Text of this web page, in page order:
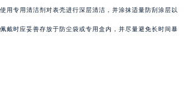
用专用清洁剂对表壳进行深层清洁，并涂抹适量防刮涂层以
戴时应妥善存放于防尘袋或专用盒内，并尽量避免长时间暴